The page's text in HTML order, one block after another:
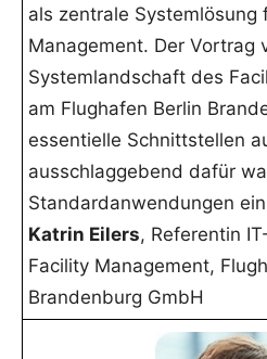
als zentrale Systemlösung
Management. Der Vortrag
Systemlandschaft des
am Flughafen Berlin
essentielle Schnittstellen
ausschlaggebend dafür
Standardanwendungen
Katrin Eilers, Referentin
Facility Management,
Brandenburg GmbH